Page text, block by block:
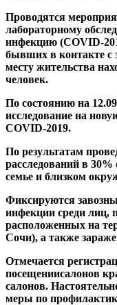
Проводятся
лабораторному
инфекцию (COVID-
бывших в контакте с
месту жительства
человек.
По состоянию на
исследование на
COVID-2019.
По результатам
расследований в 30%
семье и близком
Фиксируются
инфекции среди лиц,
расположенных на
Сочи), а также
Отмечается
посещениисалонов
салонов.
меры по